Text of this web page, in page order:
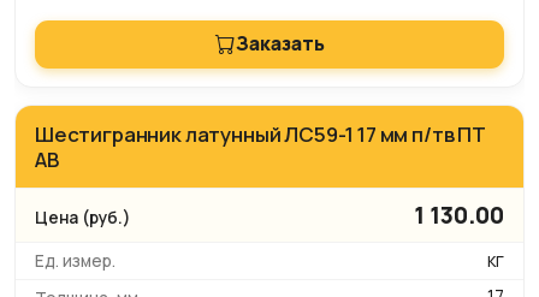
Заказать
Шестигранник латунный ЛС59-1 17 мм п/тв ПТ
АВ
1 130.00
кг